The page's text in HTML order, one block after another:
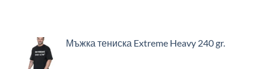
Мъжка тениска Extreme Heavy 240 gr.